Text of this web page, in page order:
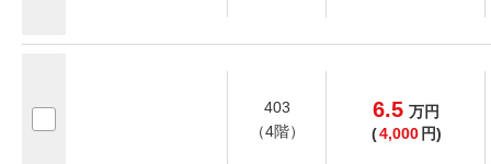
403
（4階）
6.5 万円
(4,000 円)